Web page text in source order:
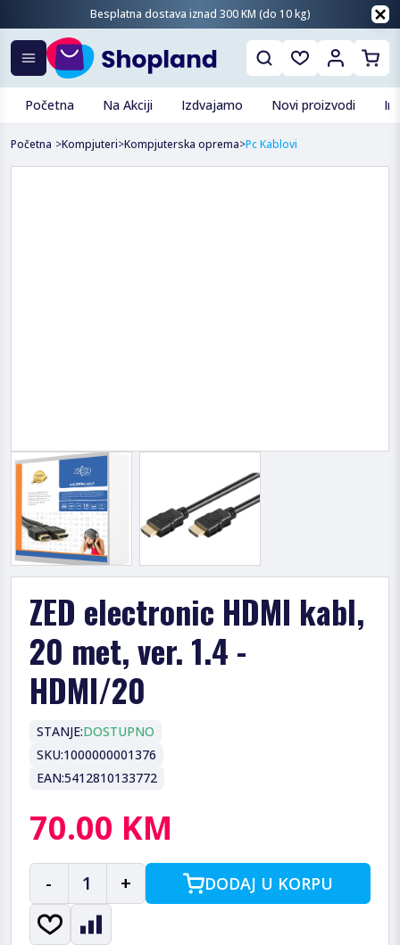
Besplatna dostava iznad 300 KM (do 10 kg)
Početna Na Akciji Izdvajamo Novi proizvodi
Početna >Kompjuteri>Kompjuterska oprema>Pc Kablovi
ZED electronic HDMI kabl,
20 met, ver. 1.4 -
HDMI/20
STANJE:DOSTUPNO
SKU:1000000001376
EAN:5412810133772
70.00 KM
- 1 + DODAJ U KORPU